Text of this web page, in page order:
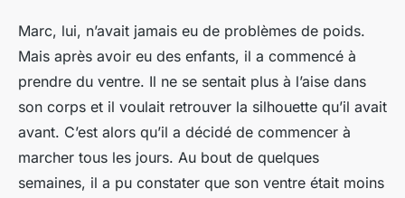
Marc, lui, n’avait jamais eu de problèmes de poids.
Mais après avoir eu des enfants, il a commencé à
prendre du ventre. Il ne se sentait plus à l’aise dans
son corps et il voulait retrouver la silhouette qu’il avait
avant. C’est alors qu’il a décidé de commencer à
marcher tous les jours. Au bout de quelques
semaines, il a pu constater que son ventre était moins